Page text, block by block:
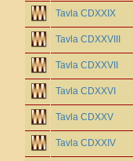
Tavla CDXXIX
Tavla CDXXVIII
Tavla CDXXVII
Tavla CDXXVI
Tavla CDXXV
Tavla CDXXIV